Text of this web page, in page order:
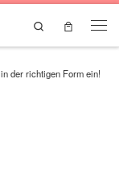
Search
der richtigen Form ein!